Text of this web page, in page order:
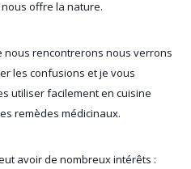
offre la nature.
nous rencontrerons nous verrons
les confusions et je vous
utiliser facilement en cuisine
remèdes médicinaux.
avoirde nombreux intérêts :